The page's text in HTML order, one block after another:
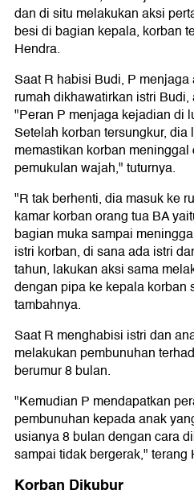
dan di situ melakukan aksi
besi di bagian kepala, korban
Hendra.
Saat R habisi Budi, P
rumah dikhawatirkan istri
"Peran P menjaga kejadian di
Setelah korban tersungkur,
memastikan korban
pemukulan wajah," tuturnya.
"R tak berhenti, dia masuk ke
kamar korban orang tua BA
bagian muka sampai
istri korban, di sana ada istri
tahun, lakukan aksi sama
dengan pipa ke kepala korban
tambahnya.
Saat R menghabisi istri dan
melakukan pembunuhan
berumur 8 bulan.
"Kemudian P mendapatkan
pembunuhan kepada anak
usianya 8 bulan dengan cara
sampai tidak bergerak," terang
Korban Dikubur